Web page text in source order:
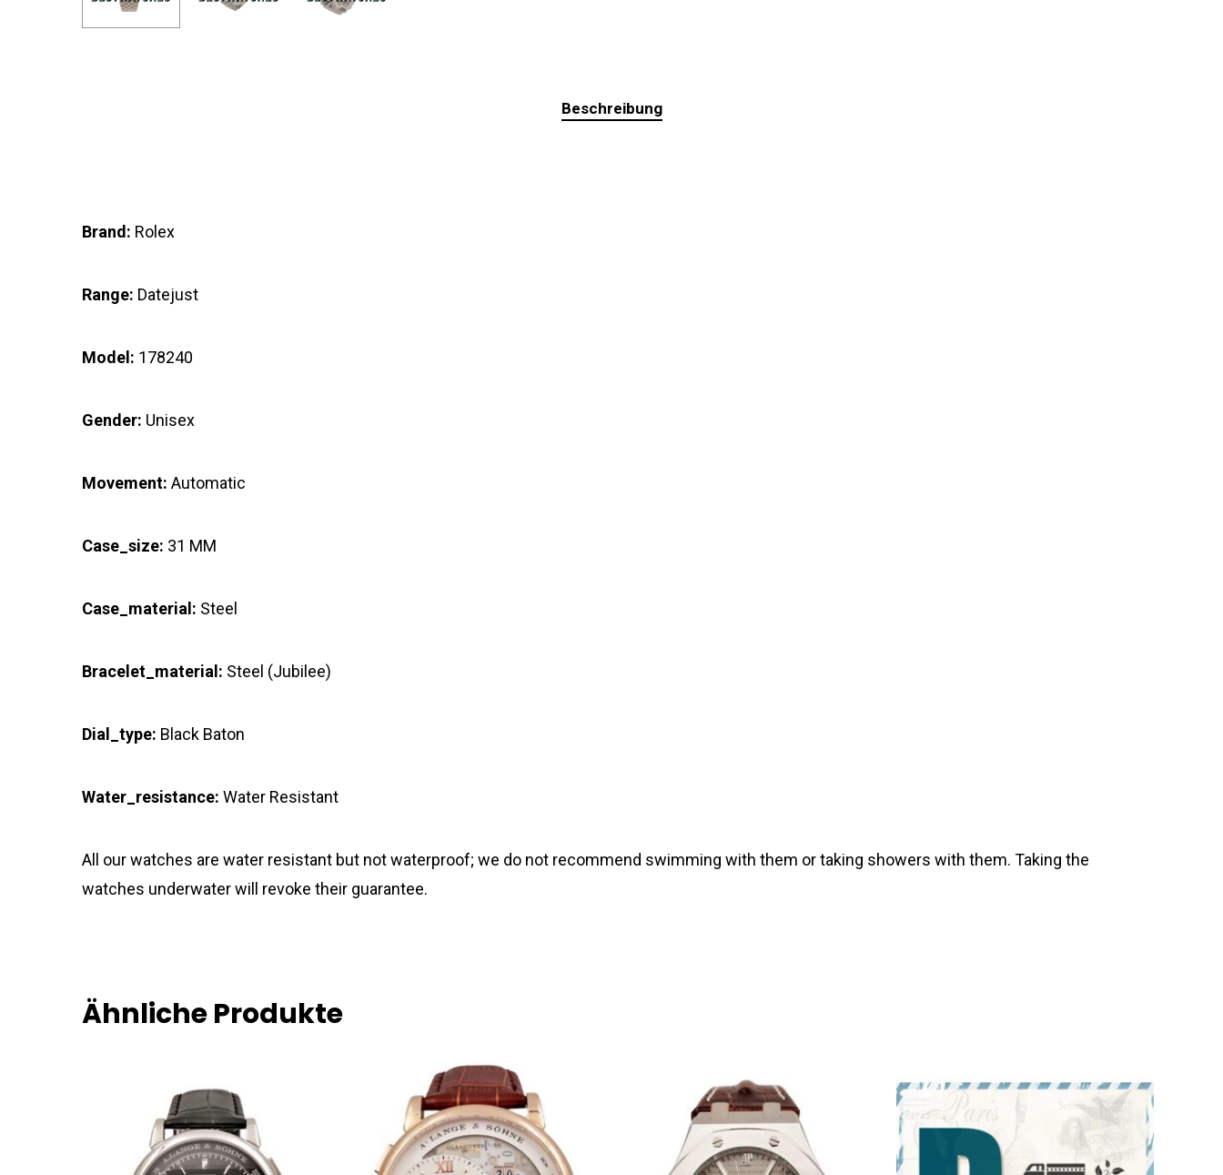
Beschreibung
Brand: Rolex
Range: Datejust
Model: 178240
Gender: Unisex
Movement: Automatic
Case_size: 31 MM
Case_material: Steel
Bracelet_material: Steel (Jubilee)
Dial_type: Black Baton
Water_resistance: Water Resistant
All our watches are water resistant but not waterproof; we do not recommend swimming with them or taking showers with them. Taking the
watches underwater will revoke their guarantee.
Ähnliche Produkte